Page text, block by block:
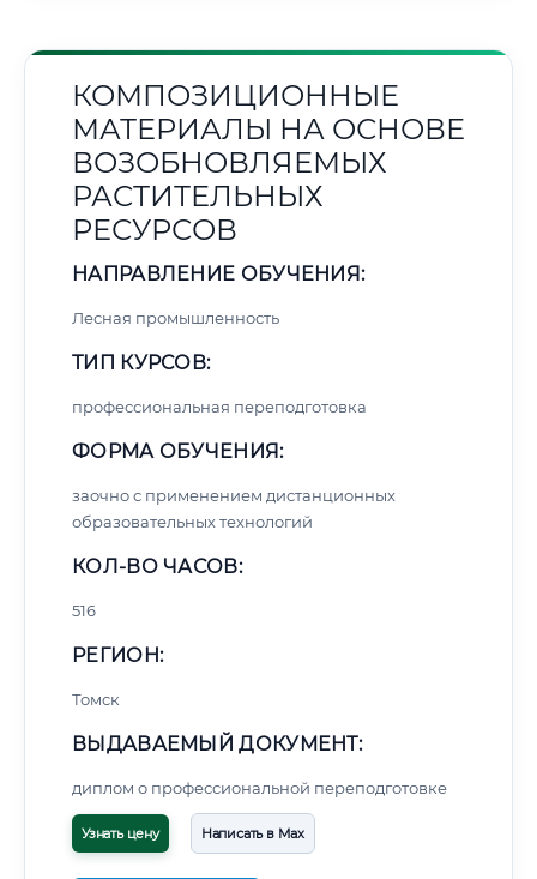
КОМПОЗИЦИОННЫЕ
МАТЕРИАЛЫ НА ОСНОВЕ
ВОЗОБНОВЛЯЕМЫХ
РАСТИТЕЛЬНЫХ
РЕСУРСОВ
НАПРАВЛЕНИЕ ОБУЧЕНИЯ:
Лесная промышленность
ТИП КУРСОВ:
профессиональная переподготовка
ФОРМА ОБУЧЕНИЯ:
заочно с применением дистанционных
образовательных технологий
КОЛ-ВО ЧАСОВ:
516
РЕГИОН:
Томск
ВЫДАВАЕМЫЙ ДОКУМЕНТ:
диплом о профессиональной переподготовке
Узнать цену Написать в Max